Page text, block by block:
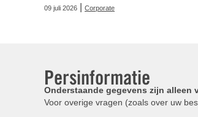
09 juli 2026 Corporate
Persinformatie
Onderstaande gegevens zijn alleen
Voor overige vragen (zoals over uw